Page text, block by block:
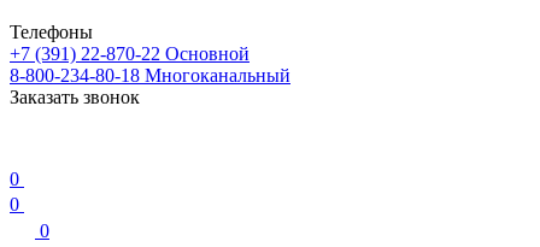
Телефоны
+7 (391) 22-870-22 Основной
8-800-234-80-18 Многоканальный
Заказать звонок
0
0
0